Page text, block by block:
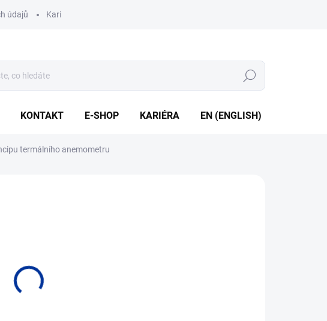
údajů Kariéra
Hledat
KONTAKT E-SHOP KARIÉRA EN (ENGLISH)
termálního anemometru